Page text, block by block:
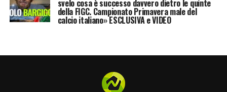
svelo cosa è successo davvero dietro le quinte
della FIGC. Campionato Primavera male del
calcio italiano» ESCLUSIVA e VIDEO